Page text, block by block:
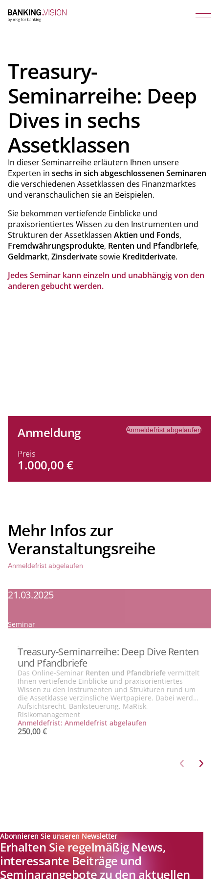
Treasury-
Seminarreihe: Deep
Dives in sechs
Assetklassen
In dieser Seminarreihe erläutern Ihnen unsere
Experten in sechs in sich abgeschlossenen Seminaren
die verschiedenen Assetklassen des Finanzmarktes
und veranschaulichen sie an Beispielen.
Sie bekommen vertiefende Einblicke und
praxisorientiertes Wissen zu den Instrumenten und
Strukturen der Assetklassen Aktien und Fonds,
Fremdwährungsprodukte, Renten und Pfandbriefe,
Geldmarkt, Zinsderivatesowie Kreditderivate.
Jedes Seminar kann einzeln und unabhängig von den
anderen gebucht werden.
Anmeldung
Preis
1.000,00 €
Anmeldefrist abgelaufen
Mehr Infos zur
Veranstaltungsreihe
Anmeldefrist abgelaufen
21.03.2025
Seminar
Treasury-Seminarreihe: Deep Dive Renten
und Pfandbriefe
Das Online-Seminar Renten und Pfandbriefe vermittelt
Ihnen vertiefende Einblicke und praxisorientiertes
Wissen zu den Instrumenten und Strukturen rund um
die Assetklasse verzinsliche Wertpapiere. Dabei werden
wesentliche Themen wie Marktstrukturen und
Marktmechanismen sowie die Funktionsweise der
verschiedenen Produkte im Anlage- und
Handelsumfeld beleuchtet und grundlegende Begriffe
Aufsichtsrecht, Banksteuerung, MaRisk,
Risikomanagement
Anmeldefrist: Anmeldefrist abgelaufen
250,00 €
Abonnieren Sie unseren Newsletter
Erhalten Sie regelmäßig News,
interessante Beiträge und
Seminarangebote zu den aktuellen